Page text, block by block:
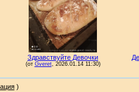
)